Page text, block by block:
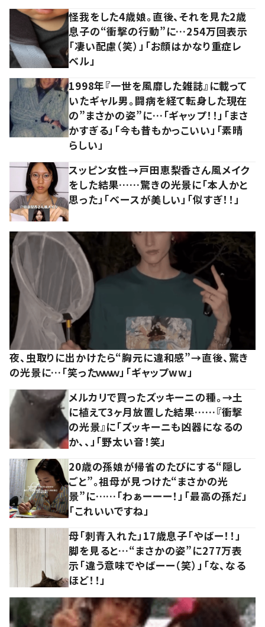
怪我をした4歳娘。直後、それを見た2歳
息子の“衝撃の行動”に…254万回表示
「凄い配慮（笑）」「お顔はかなり重症レ
ベル」
1998年『一世を風靡した雑誌』に載って
いたギャル男。闘病を経て転身した現在
の”まさかの姿”に…「ギャップ！！」「まさ
かすぎる」「今も昔もかっこいい」「素晴
らしい」
スッピン女性→戸田恵梨香さん風メイク
をした結果……驚きの光景に「本人かと
思った」「ベースが美しい」「似すぎ！！」
夜、虫取りに出かけたら“胸元に違和感”→直後、驚き
の光景に…「笑ったｗｗｗ」「ギャップww」
メルカリで買ったズッキーニの種。→土
に植えて3ヶ月放置した結果……『衝撃
の光景』に「ズッキーニも凶器になるの
か、、」「野太い音！笑」
20歳の孫娘が帰省のたびにする“隠し
ごと”。祖母が見つけた“まさかの光
景”に……「わぁーーー！」「最高の孫だ」
「これいいですね」
母「刺青入れた」17歳息子「やばー！！」
脚を見ると…“まさかの姿”に277万表
示「違う意味でやばーー（笑）」「な、なる
ほど！！」